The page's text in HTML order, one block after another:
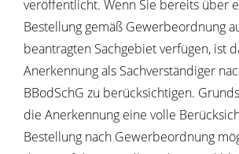
veröffentlicht. Wenn Sie bereits über
Bestellung gemäß Gewerbeordnung
beantragten Sachgebiet verfügen, ist
Anerkennung als Sachverständiger
BBodSchG zu berücksichtigen.
die Anerkennung eine volle
Bestellung nach Gewerbeordnung